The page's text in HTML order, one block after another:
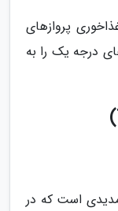
پروازهای
درجه یک را به
مدیدی است که در